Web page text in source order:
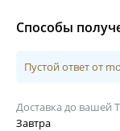
Способы
Пустой ответ от
Доставка до вашей
Завтра